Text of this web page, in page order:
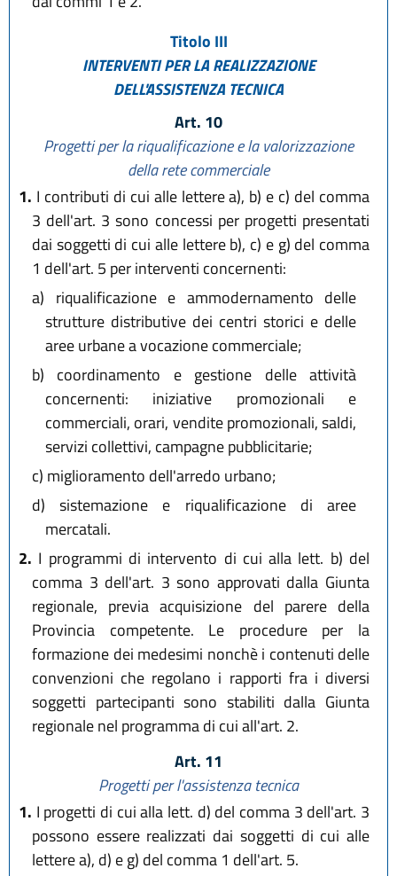
Titolo III
INTERVENTI PER LA REALIZZAZIONE
DELL'ASSISTENZA TECNICA
Art. 10
Progetti per la riqualificazione e la valorizzazione
della rete commerciale
1. I contributi di cui alle lettere a), b) e c) del comma
3 dell'art. 3 sono concessi per progetti presentati
dai soggetti di cui alle lettere b), c) e g) del comma
1 dell'art. 5 per interventi concernenti:
a) riqualificazione e ammodernamento delle
strutture distributive dei centri storici e delle
aree urbane a vocazione commerciale;
b) coordinamento e gestione delle attività
concernenti: iniziative promozionali e
commerciali, orari, vendite promozionali, saldi,
servizi collettivi, campagne pubblicitarie;
c) miglioramento dell'arredo urbano;
d) sistemazione e riqualificazione di aree
mercatali.
2. I programmi di intervento di cui alla lett. b) del
comma 3 dell'art. 3 sono approvati dalla Giunta
regionale, previa acquisizione del parere della
Provincia competente. Le procedure per la
formazione dei medesimi nonchè i contenuti delle
convenzioni che regolano i rapporti fra i diversi
soggetti partecipanti sono stabiliti dalla Giunta
regionale nel programma di cui all'art. 2.
Art. 11
Progetti per l'assistenza tecnica
1. I progetti di cui alla lett. d) del comma 3 dell'art. 3
possono essere realizzati dai soggetti di cui alle
lettere a), d) e g) del comma 1 dell'art. 5.